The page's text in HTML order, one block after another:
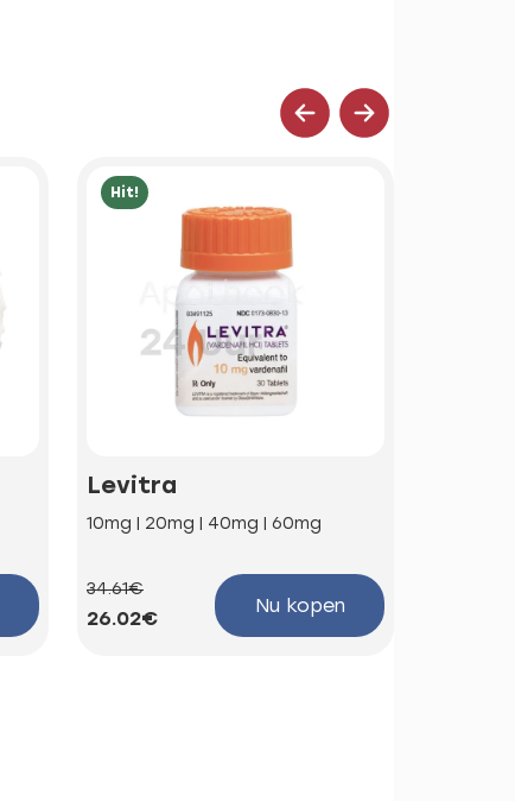
Hit!
Levitra
10mg | 20mg | 40mg | 60mg
34.61€
26.02€
Nu kopen